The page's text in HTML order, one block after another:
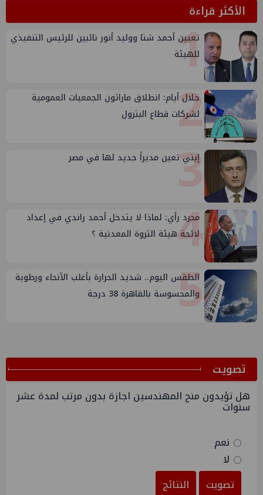
الأكثر قراءة1
تعيين أحمد شتا ووليد أنور نائبين للرئيس التنفيذي
للهيئة
2
خلال أيام: انطلاق ماراثون الجمعيات العمومية
لشركات قطاع البترول
3
إيني تعين مديراً جديد لها في مصر
4
مجرد رأي: لماذا لا يتدخل أحمد راندي في إعداد
لائحة هيئة الثروة المعدنية ؟
5
الطقس اليوم.. شديد الحرارة بأغلب الأنحاء ورطوبة
والمحسوسة بالقاهرة 38 درجة
ﺗﺼﻮﻳﺖ
هل تؤيدون منح المهندسين اجازة بدون مرتب لمدة عشر
سنوات
نعم
لا
تصويت
النتائج